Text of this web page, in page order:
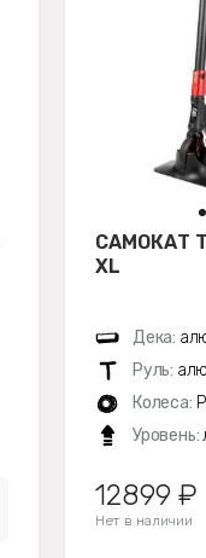
САМОКАТ
XL
Дека:
Руль:
Колеса:
Уровень:
12899 ₽
Нет в наличии